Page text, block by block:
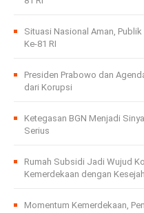
Situasi Nasional Aman,
Ke-81 RI
Presiden Prabowo dan
dari Korupsi
Ketegasan BGN Menjadi
Serius
Rumah Subsidi Jadi Wujud
Kemerdekaan dengan
Momentum Kemerdekaan,